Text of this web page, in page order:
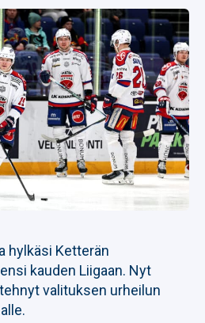
hylkäsi Ketterän
kauden Liigaan. Nyt
valituksen urheilun